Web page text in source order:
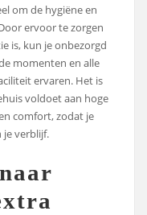
om de hygiëne en
ervoor te zorgen
is, kun je onbezorgd
momenten en alle
ervaren. Het is
voldoet aan hoge
comfort, zodat je
je verblijf.